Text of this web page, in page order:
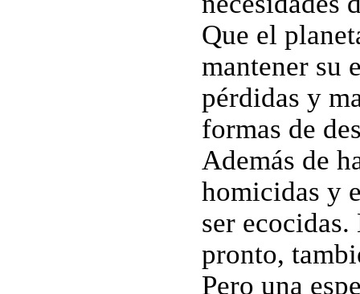
Que el
mantener su
pérdidas y
formas de
Además de
homicidas y
ser
pronto,
Pero una